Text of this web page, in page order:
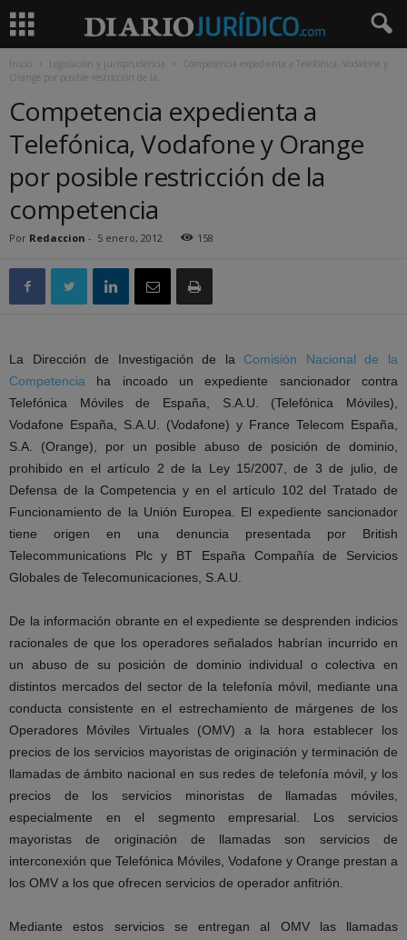
Inicio Legislación y jurisprudencia
Competencia expedienta a Telefónica, Vodafone y
Orange por posible restricción de la...
Competencia expedienta a
Telefónica, Vodafone y Orange
por posible restricción de la
competencia
Por Redaccion - 5 enero, 2012 158
La Dirección de Investigación de la Comisión Nacional de la
Competencia ha incoado un expediente sancionador contra
Telefónica Móviles de España, S.A.U. (Telefónica Móviles),
Vodafone España, S.A.U. (Vodafone) y France Telecom España,
S.A. (Orange), por un posible abuso de posición de dominio,
prohibido en el artículo 2 de la Ley 15/2007, de 3 de julio, de
Defensa de la Competencia y en el artículo 102 del Tratado de
Funcionamiento de la Unión Europea. El expediente sancionador
tiene origen en una denuncia presentada por British
Telecommunications Plc y BT España Compañía de Servicios
Globales de Telecomunicaciones, S.A.U.
De la información obrante en el expediente se desprenden indicios
racionales de que los operadores señalados habrían incurrido en
un abuso de su posición de dominio individual o colectiva en
distintos mercados del sector de la telefonía móvil, mediante una
conducta consistente en el estrechamiento de márgenes de los
Operadores Móviles Virtuales (OMV) a la hora establecer los
precios de los servicios mayoristas de originación y terminación de
llamadas de ámbito nacional en sus redes de telefonía móvil, y los
precios de los servicios minoristas de llamadas móviles,
especialmente en el segmento empresarial. Los servicios
mayoristas de originación de llamadas son servicios de
interconexión que Telefónica Móviles, Vodafone y Orange prestan a
los OMV a los que ofrecen servicios de operador anfitrión.
Mediante estos servicios se entregan al OMV las llamadas